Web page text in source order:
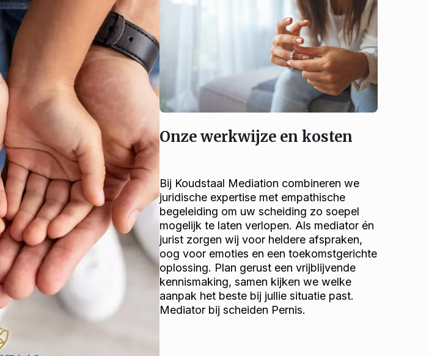
Onze werkwijze en kosten
Bij Koudstaal Mediation combineren we
juridische expertise met empathische
begeleiding om uw scheiding zo soepel
mogelijk te laten verlopen. Als mediator én
jurist zorgen wij voor heldere afspraken,
oog voor emoties en een toekomstgerichte
oplossing. Plan gerust een vrijblijvende
kennismaking, samen kijken we welke
aanpak het beste bij jullie situatie past.
Mediator bij scheiden Pernis.